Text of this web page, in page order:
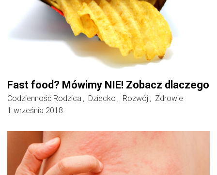
Fast food? Mówimy NIE! Zobacz dlaczego
Codzienność Rodzica , Dziecko , Rozwój ,
Zdrowie
1 września 2018